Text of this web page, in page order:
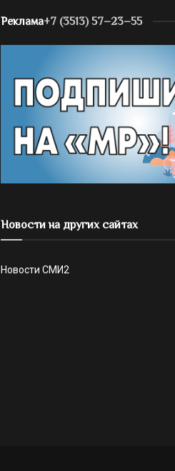
Реклама+7 (3513) 57–23–55
Новости на других сайтах
Новости СМИ2